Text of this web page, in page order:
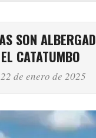
SON
CATATUMBO
22 de enero de 2025